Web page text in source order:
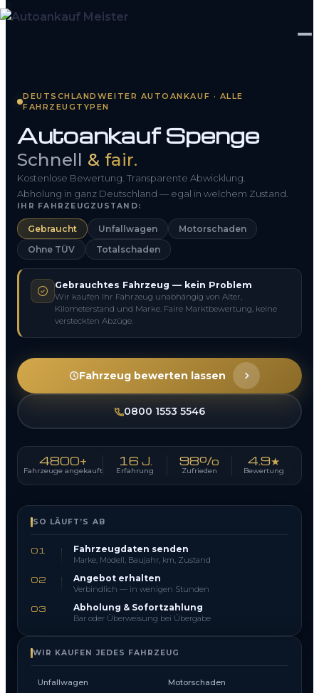
So funktioniert’s
Kontakt
FAQ
0800 1553 5546
Kostenlos anfragen
DEUTSCHLANDWEITER AUTOANKAUF · ALLE
FAHRZEUGTYPEN
Autoankauf Spenge
Schnell & fair.
Kostenlose Bewertung. Transparente Abwicklung.
Abholung in ganz Deutschland — egal in welchem Zustand.
IHR FAHRZEUGZUSTAND:
Gebraucht Unfallwagen
Motorschaden
Ohne TÜV
Totalschaden
Gebrauchtes Fahrzeug — kein Problem
Wir kaufen Ihr Fahrzeug unabhängig von Alter,
Kilometerstand und Marke. Faire Marktbewertung, keine
versteckten Abzüge.
Fahrzeug bewerten lassen
0800 1553 5546
4800+
Fahrzeuge angekauft
16 J.
Erfahrung
98%
Zufrieden
4.9★
Bewertung
SO LÄUFT’S AB
01 Fahrzeugdaten senden
Marke, Modell, Baujahr, km, Zustand
02 Angebot erhalten
Verbindlich — in wenigen Stunden
03 Abholung & Sofortzahlung
Bar oder Überweisung bei Übergabe
WIR KAUFEN JEDES FAHRZEUG
Unfallwagen
Motorschaden